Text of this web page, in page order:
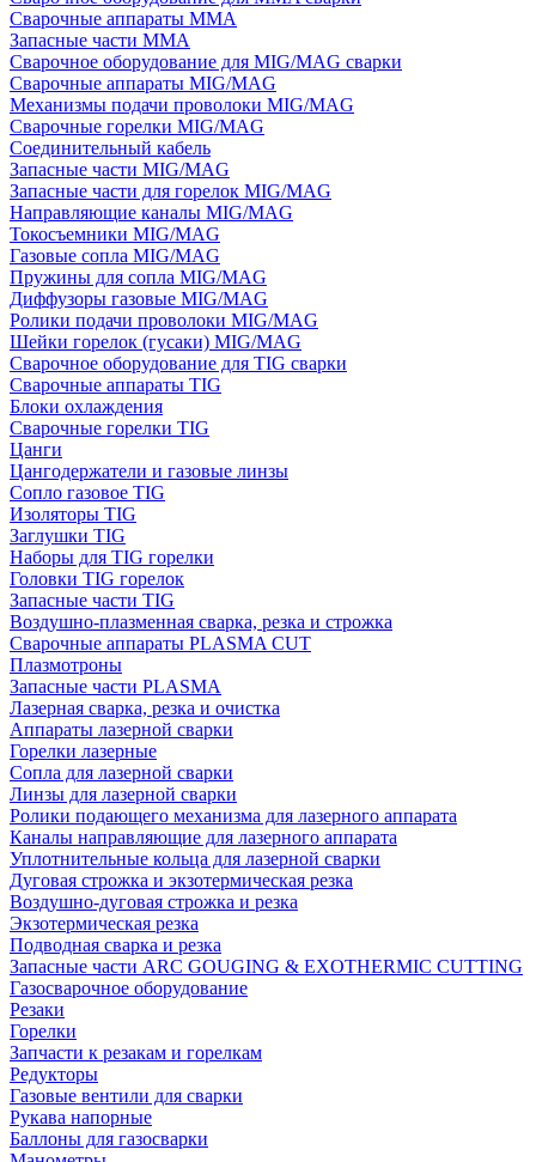
Сварочные аппараты MMA
Запасные части MMA
Сварочное оборудование для MIG/MAG сварки
Сварочные аппараты MIG/MAG
Механизмы подачи проволоки MIG/MAG
Сварочные горелки MIG/MAG
Соединительный кабель
Запасные части MIG/MAG
Запасные части для горелок MIG/MAG
Направляющие каналы MIG/MAG
Токосъемники MIG/MAG
Газовые сопла MIG/MAG
Пружины для сопла MIG/MAG
Диффузоры газовые MIG/MAG
Ролики подачи проволоки MIG/MAG
Шейки горелок (гусаки) MIG/MAG
Сварочное оборудование для TIG сварки
Сварочные аппараты TIG
Блоки охлаждения
Сварочные горелки TIG
Цанги
Цангодержатели и газовые линзы
Сопло газовое TIG
Изоляторы TIG
Заглушки TIG
Наборы для TIG горелки
Головки TIG горелок
Запасные части TIG
Воздушно-плазменная сварка, резка и строжка
Сварочные аппараты PLASMA CUT
Плазмотроны
Запасные части PLASMA
Лазерная сварка, резка и очистка
Аппараты лазерной сварки
Горелки лазерные
Сопла для лазерной сварки
Линзы для лазерной сварки
Ролики подающего механизма для лазерного аппарата
Каналы направляющие для лазерного аппарата
Уплотнительные кольца для лазерной сварки
Дуговая строжка и экзотермическая резка
Воздушно-дуговая строжка и резка
Экзотермическая резка
Подводная сварка и резка
Запасные части ARC GOUGING & EXOTHERMIC CUTTING
Газосварочное оборудование
Резаки
Горелки
Запчасти к резакам и горелкам
Редукторы
Газовые вентили для сварки
Рукава напорные
Баллоны для газосварки